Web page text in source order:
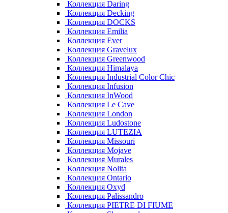
Коллекция Daring
Коллекция Decking
Коллекция DOCKS
Коллекция Emilia
Коллекция Ever
Коллекция Gravelux
Коллекция Greenwood
Коллекция Himalaya
Коллекция Industrial Color Chic
Коллекция Infusion
Коллекция InWood
Коллекция Le Cave
Коллекция London
Коллекция Ludostone
Коллекция LUTEZIA
Коллекция Missouri
Коллекция Mojave
Коллекция Murales
Коллекция Nolita
Коллекция Ontario
Коллекция Oxyd
Коллекция Palissandro
Коллекция PIETRE DI FIUME